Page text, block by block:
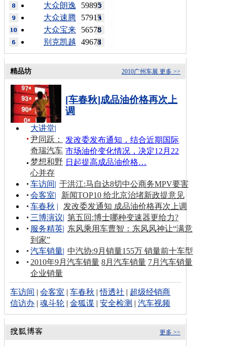
59895
大众朗逸
57915
大众速腾
56578
大众宝来
49678
别克凯越
更多 >>
2010广州车展
精品坊
[车春秋]成品油价格再次上
调
发改委发布通知，结合近期国际
市场油价变化情况，决定12月22
日起提高成品油价格…
大讲堂|
尹同跃：
奇瑞汽车
梦想和野
心并存
车访间| 于洪江:马自达8切中公商务MPV要害
会客室|
新闻TOP10 给北京治堵新政提意见
车春秋 |
发改委发通知 成品油价格再次上调
三博演议| 第五回:博士哪种变速器更给力?
服务精英| 东风乘用车曹智：东风风神让“满意
到家”
汽车销量| 中汽协:9月销量155万 销量前十车型
2010年9月汽车销量 8月汽车销量 7月汽车销量
企业销量
车访间 |会客室 |车春秋 |悟透社 | 超级经销商
信访办 |魂斗轮 |金狐谍 |安全检测 |汽车视频
更多 >>